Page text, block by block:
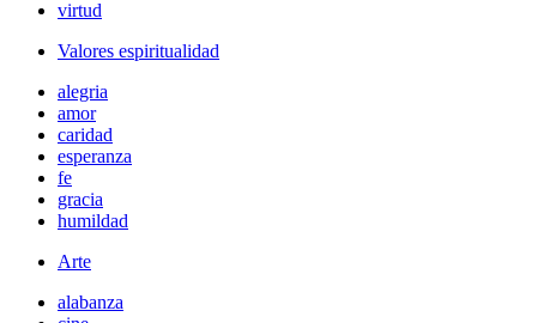
virtud
Valores espiritualidad
alegria
amor
caridad
esperanza
fe
gracia
humildad
Arte
alabanza